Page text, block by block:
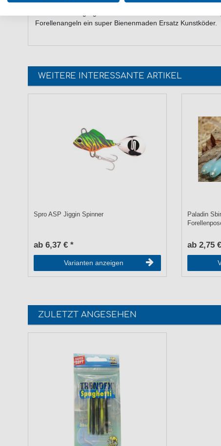
Die besten Fangergebnisse am Forellensee hatten wir mit
Forellenangeln ein super Bienenmaden Ersatz Kunstköder.
WEITERE INTERESSANTE ARTIKEL
Spro ASP Jiggin Spinner
ab 6,37 € *
Varianten anzeigen
Paladin
ab 2,75
ZULETZT ANGESEHEN